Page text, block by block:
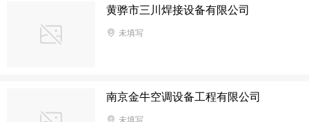
黄骅市三川焊接设备有限公司
未填写
南京金牛空调设备工程有限公司
未填写